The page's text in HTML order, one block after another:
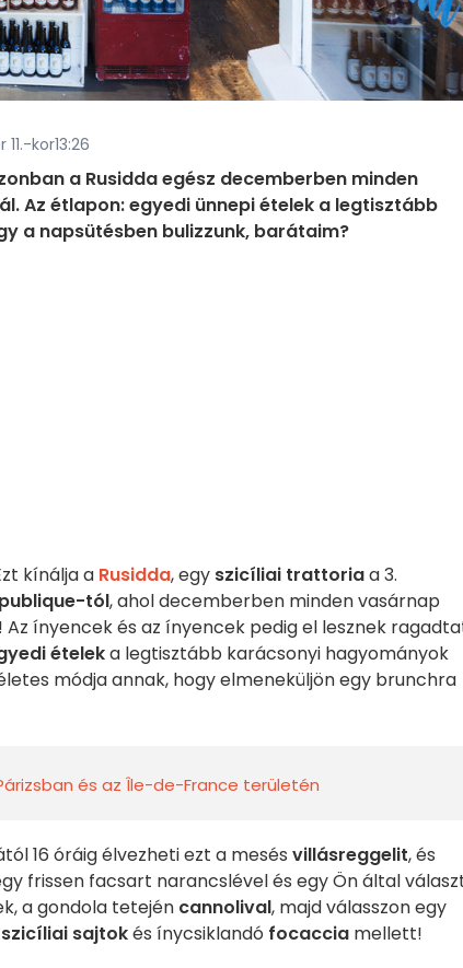
kor13:26
a Rusidda egész decemberben minden
Az étlapon: egyedi ünnepi ételek a legtisztább
a napsütésben bulizzunk, barátaim?
kínálja a Rusidda, egy szicíliai trattoriaa 3.
tól, ahol decemberben minden vasárnap
Az ínyencek és az ínyencek pedig el lesznek
ételeka legtisztább karácsonyi hagyományok
módja annak, hogy elmeneküljön egy brunchra
és az Île-de-France területén
16 óráig élvezheti ezt a mesés villásreggelit, és
frissen facsart narancslével és egy Ön által
a gondola tetején cannolival, majd válasszon egy
sajtokés ínycsiklandó focaccia mellett!